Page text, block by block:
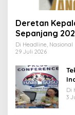
Deretan
Sepanjang
Widiyantoro
Di Headline, Nasional
29 Juli 2026
Di
3